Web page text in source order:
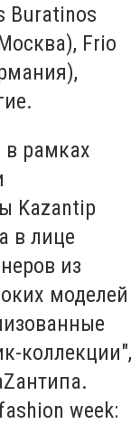
Buratinos
Frio
в рамках
Kazantip
в лице
из
моделей
коллекции",
week: